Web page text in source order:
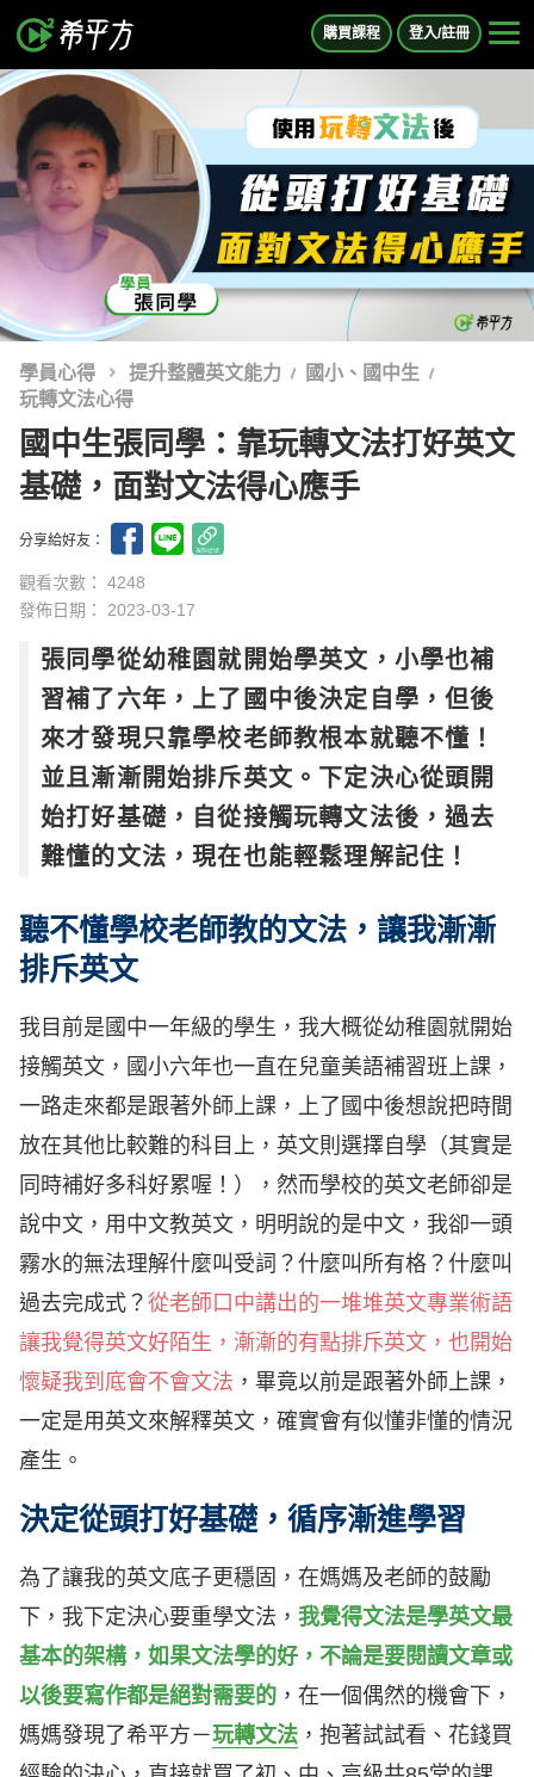
購買課程 登入/註冊
學員心得 提升整體英文能力
國小、國中生
玩轉文法心得
國中生張同學：靠玩轉文法打好英文
基礎，面對文法得心應手
分享給好友：
觀看次數： 4248
發佈日期： 2023-03-17
張同學從幼稚園就開始學英文，小學也補
習補了六年，上了國中後決定自學，但後
來才發現只靠學校老師教根本就聽不懂！
並且漸漸開始排斥英文。下定決心從頭開
始打好基礎，自從接觸玩轉文法後，過去
難懂的文法，現在也能輕鬆理解記住！
聽不懂學校老師教的文法，讓我漸漸
排斥英文
我目前是國中一年級的學生，我大概從幼稚園就開始
接觸英文，國小六年也一直在兒童美語補習班上課，
一路走來都是跟著外師上課，上了國中後想說把時間
放在其他比較難的科目上，英文則選擇自學（其實是
同時補好多科好累喔！），然而學校的英文老師卻是
說中文，用中文教英文，明明說的是中文，我卻一頭
霧水的無法理解什麼叫受詞？什麼叫所有格？什麼叫
過去完成式？ 從老師口中講出的一堆堆英文專業術語
讓我覺得英文好陌生，漸漸的有點排斥英文，也開始
懷疑我到底會不會文法 ，畢竟以前是跟著外師上課，
一定是用英文來解釋英文，確實會有似懂非懂的情況
產生。
決定從頭打好基礎，循序漸進學習
為了讓我的英文底子更穩固，在媽媽及老師的鼓勵
下，我下定決心要重學文法， 我覺得文法是學英文最
基本的架構，如果文法學的好，不論是要閱讀文章或
以後要寫作都是絕對需要的 ，在一個偶然的機會下，
媽媽發現了希平方－玩轉文法 ，抱著試試看、花錢買